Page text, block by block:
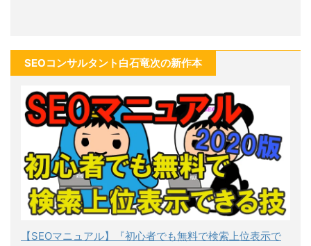
SEOコンサルタント白石竜次の新作本
【SEOマニュアル】『初心者でも無料で検索上位表示で